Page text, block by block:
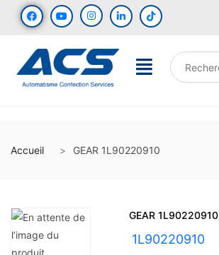
Accueil GEAR 1L90220910
GEAR 1L90220910
1L90220910